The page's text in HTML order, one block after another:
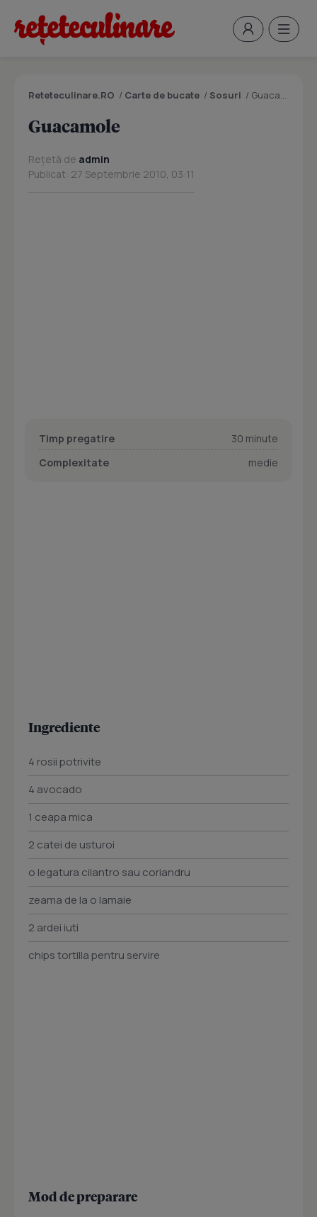
Reteteculinare.RO / Carte de bucate / Sosuri / Guacamole
Guacamole
Rețetă de admin
Publicat: 27 Septembrie 2010, 03:11
Timp pregatire
30 minute
Complexitate
medie
Ingrediente
4 rosii potrivite
4 avocado
1 ceapa mica
2 catei de usturoi
o legatura cilantro sau coriandru
zeama de la o lamaie
2 ardei iuti
chips tortilla pentru servire
Mod de preparare